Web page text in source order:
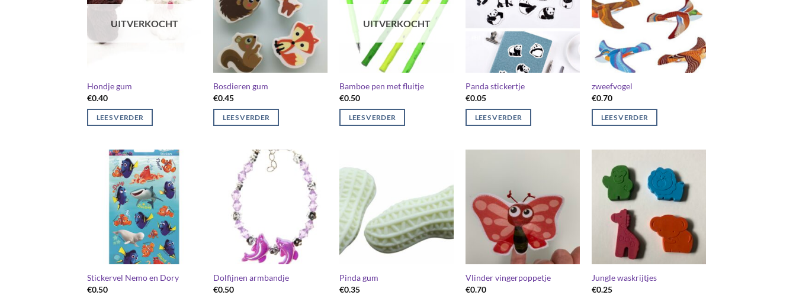
UITVERKOCHT
Hondje gum
€0.40
LEES VERDER
Bosdieren gum
€0.45
LEES VERDER
UITVERKOCHT
Bamboe pen met fluitje
€0.50
LEES VERDER
Panda stickertje
€0.05
LEES VERDER
zweefvogel
€0.70
LEES VERDER
Stickervel Nemo en Dory
€0.50
Dolfijnen armbandje
€0.50
Pinda gum
€0.35
Vlinder vingerpoppetje
€0.70
Jungle waskrijtjes
€0.25